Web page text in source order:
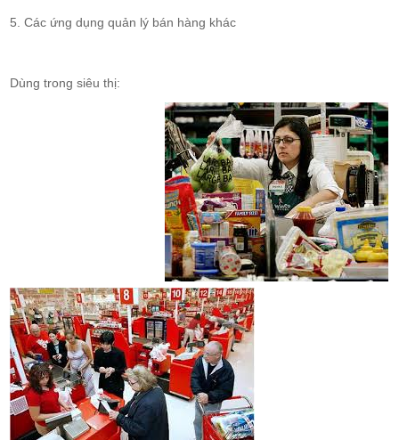
5. Các ứng dụng quản lý bán hàng khác
Dùng trong siêu thị: